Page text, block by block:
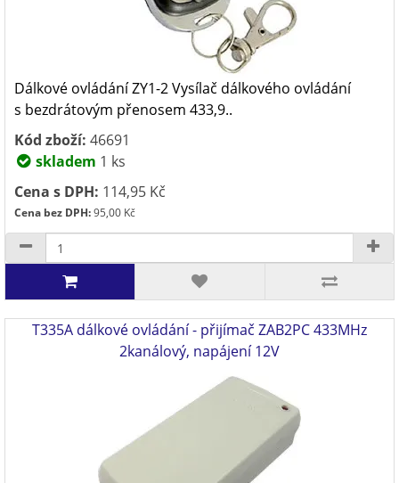
Dálkové ovládání ZY1-2 Vysílač dálkového ovládání
s bezdrátovým přenosem 433,9..
Kód zboží: 46691
skladem 1 ks
Cena s DPH: 114,95 Kč
Cena bez DPH:95,00 Kč
T335A dálkové ovládání - přijímač ZAB2PC 433MHz
2kanálový, napájení 12V